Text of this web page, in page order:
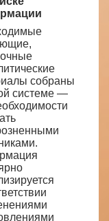
собраны
системе —